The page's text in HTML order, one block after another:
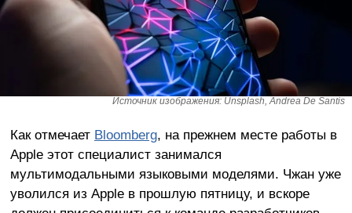
Источник изображения: Unsplash, Andrea De Santis
Как отмечает Bloomberg, на прежнем месте работы в
Apple этот специалист занимался
мультимодальными языковыми моделями. Чжан уже
уволился из Apple в прошлую пятницу, и вскоре